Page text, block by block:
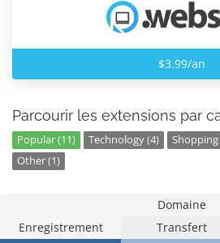
$3.99/an
Parcourir les extensions par
Popular (11) Technology (4) Shopping
Other (1)
Domaine
Enregistrement
Transfert